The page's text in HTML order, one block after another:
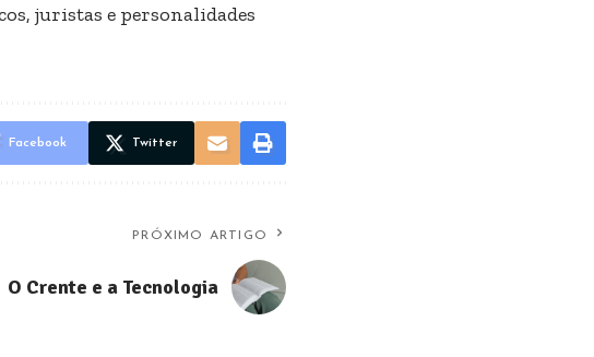
juristas e personalidades
Facebook Twitter
PRÓXIMO ARTIGO
O Crente e a Tecnologia